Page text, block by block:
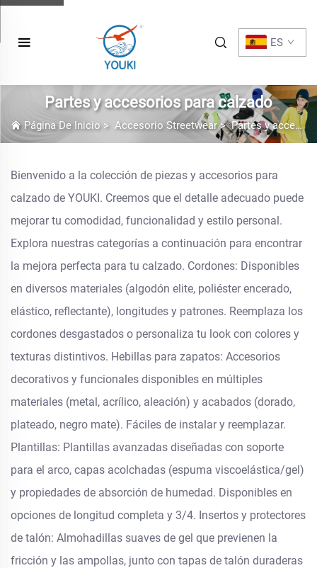
ES
Partes y accesorios para calzado
Página De Inicio > Accesorio Streetwear>Partes y accesorios para calzado
Bienvenido a la colección de piezas y accesorios para
calzado de YOUKI. Creemos que el detalle adecuado puede
mejorar tu comodidad, funcionalidad y estilo personal.
Explora nuestras categorías a continuación para encontrar
la mejora perfecta para tu calzado. Cordones: Disponibles
en diversos materiales (algodón elite, poliéster encerado,
elástico, reflectante), longitudes y patrones. Reemplaza los
cordones desgastados o personaliza tu look con colores y
texturas distintivos. Hebillas para zapatos: Accesorios
decorativos y funcionales disponibles en múltiples
materiales (metal, acrílico, aleación) y acabados (dorado,
plateado, negro mate). Fáciles de instalar y reemplazar.
Plantillas: Plantillas avanzadas diseñadas con soporte
para el arco, capas acolchadas (espuma viscoelástica/gel)
y propiedades de absorción de humedad. Disponibles en
opciones de longitud completa y 3/4. Insertos y protectores
de talón: Almohadillas suaves de gel que previenen la
fricción y las ampollas, junto con tapas de talón duraderas